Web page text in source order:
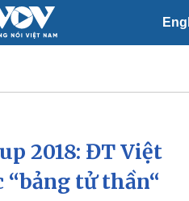
Xã hội
Tin 24h
Dự báo thời tiết
2018: ĐT Việt
tử thần“